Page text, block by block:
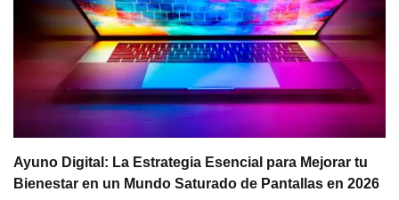
Ayuno Digital: La Estrategia Esencial para Mejorar tu
Bienestar en un Mundo Saturado de Pantallas en 2026